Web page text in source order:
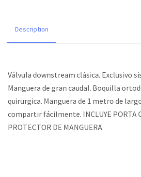
Description
Válvula downstream clásica. Exclusivo
Manguera de gran caudal. Boquilla
quirurgica. Manguera de 1 metro de
compartir fácilmente. INCLUYE PORTA
PROTECTOR DE MANGUERA